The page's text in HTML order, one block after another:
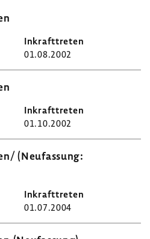
01.08.2002
01.10.2002
(Neufas­sung:
01.07.2004